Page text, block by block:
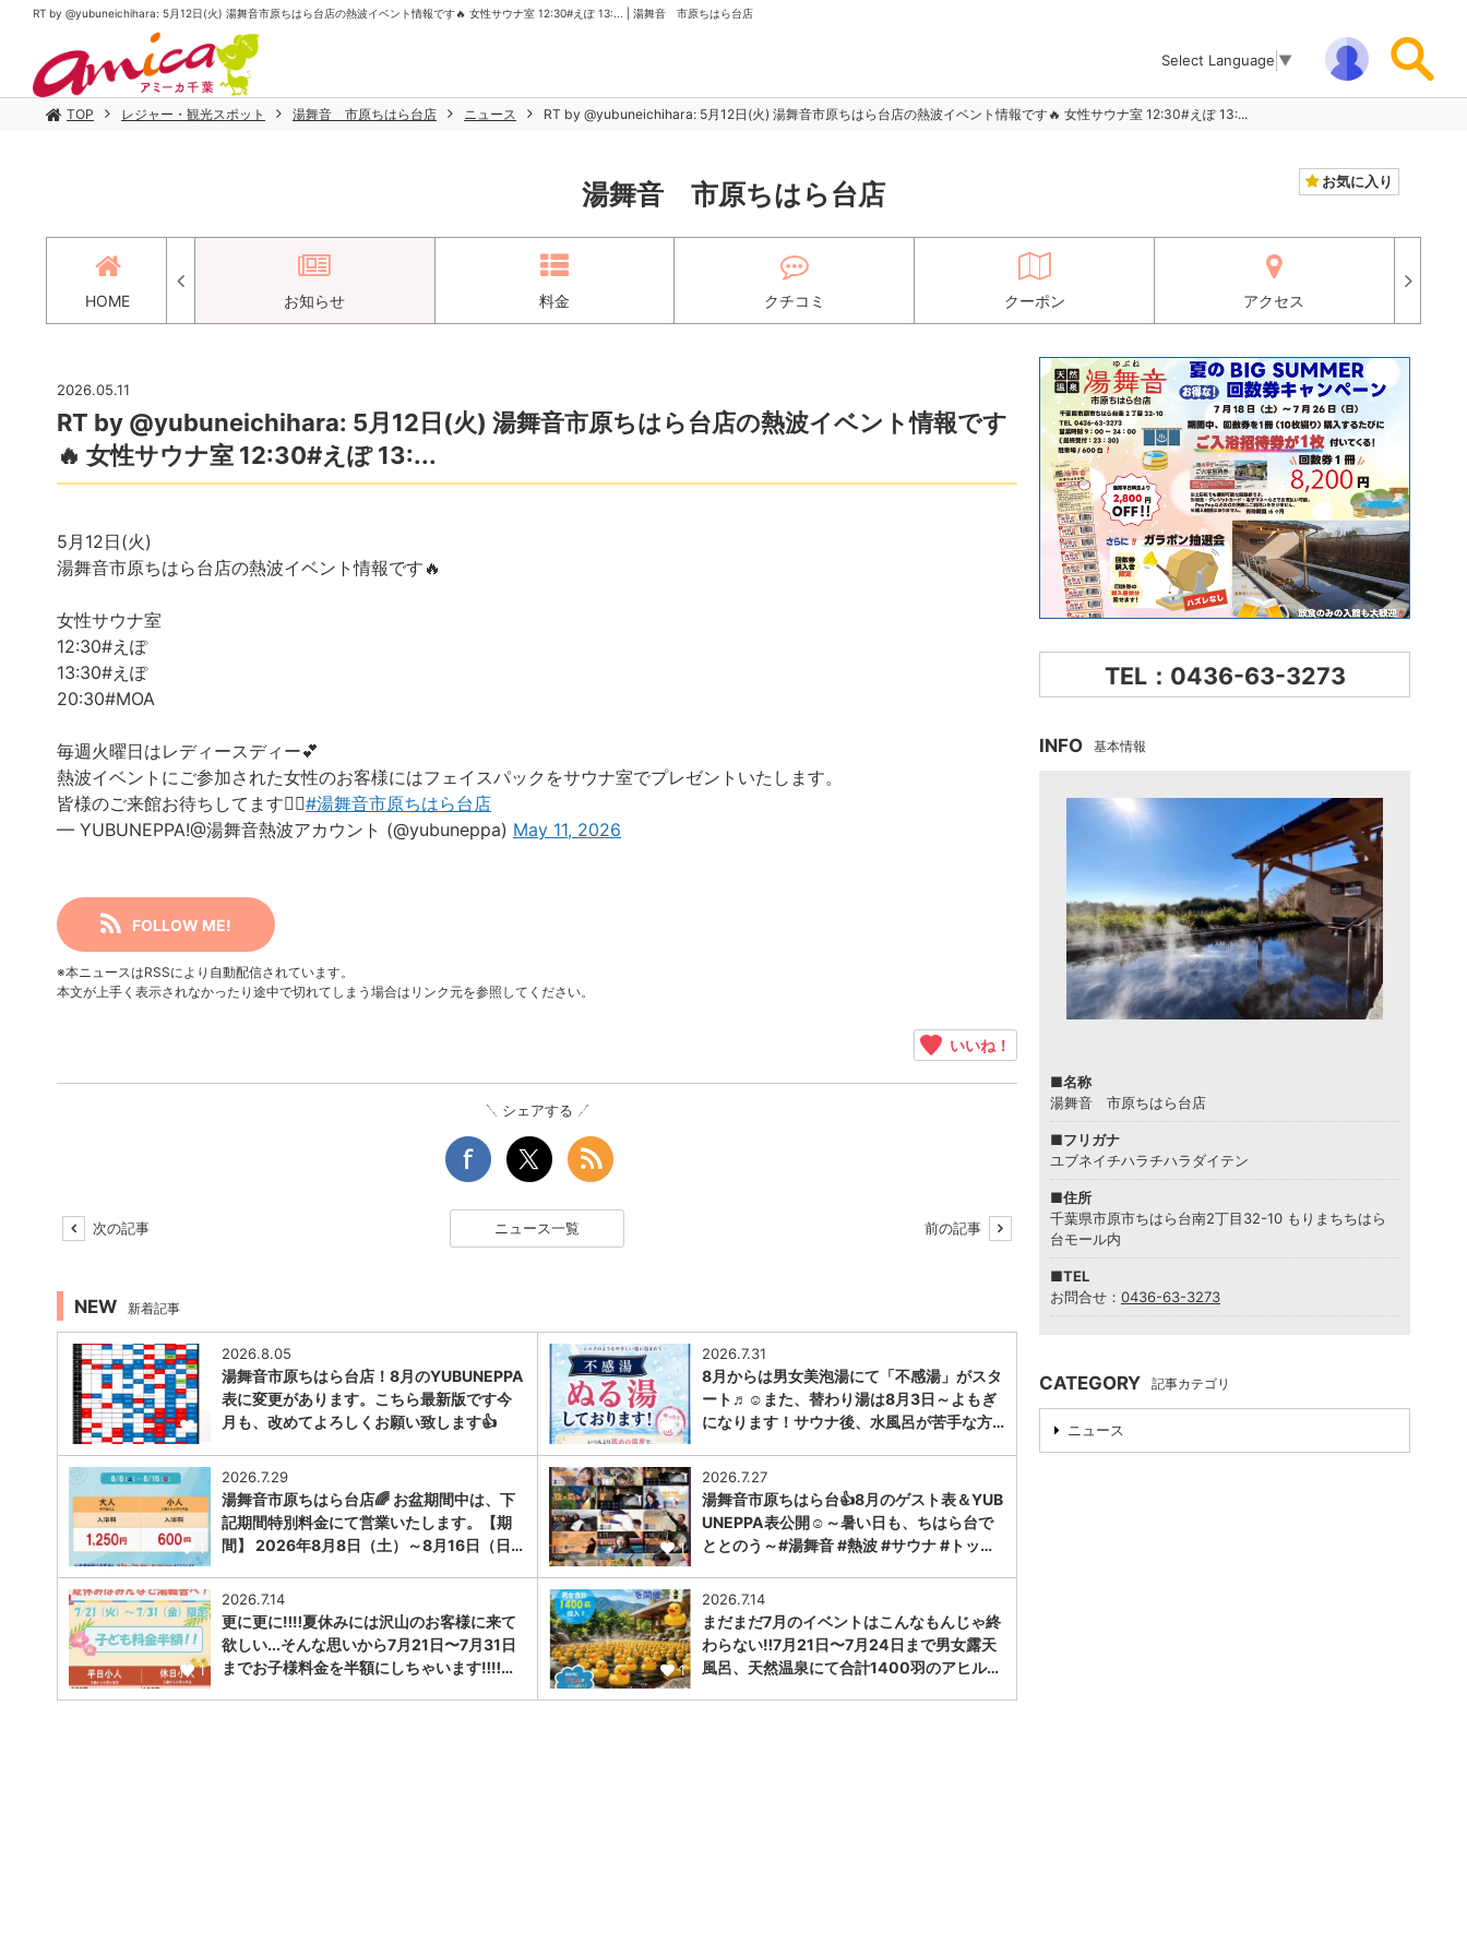
RT by @yubuneichihara: 5月12日(火) 湯舞音市原ちはら台店の熱波イベント情報です🔥 女性サウナ室 12:30#えぽ 13:... | 湯舞音 市原ちはら台店
Select Language ▼
TOP レジャー・観光スポット 湯舞音 市原ちはら台店 ニュース RT by @yubuneichihara: 5月12日(火) 湯舞音市原ちはら台店の熱波イベント情報です🔥 女性サウナ室 12:30#えぽ 13:...
湯舞音 市原ちはら台店 お気に入り
HOME
アクセス お知らせ 料金 クチコミ クーポン アクセス
2026.05.11
RT by @yubuneichihara: 5月12日(火) 湯舞音市原ちはら台店の熱波イベント情報です
🔥 女性サウナ室 12:30#えぽ 13:...
5月12日(火)
湯舞音市原ちはら台店の熱波イベント情報です🔥
女性サウナ室
12:30#えぽ
13:30#えぽ
20:30#MOA
毎週火曜日はレディースディー💕
熱波イベントにご参加された女性のお客様にはフェイスパックをサウナ室でプレゼントいたします。
皆様のご来館お待ちしてます🙇‍♀️#湯舞音市原ちはら台店
— YUBUNEPPA!@湯舞音熱波アカウント (@yubuneppa) May 11, 2026
FOLLOW ME!
※本ニュースはRSSにより自動配信されています。
本文が上手く表示されなかったり途中で切れてしまう場合はリンク元を参照してください。
いいね！
シェアする
次の記事 ニュース一覧 前の記事
NEW 新着記事
1
2026.8.05
湯舞音市原ちはら台店！8月のYUBUNEPPA
表に変更があります。こちら最新版です今
月も、改めてよろしくお願い致します👍
1
2026.7.31
8月からは男女美泡湯にて「不感湯」がスタ
ート♬☺また、替わり湯は8月3日～よもぎ
になります！サウナ後、水風呂が苦手な方…
1
2026.7.29
湯舞音市原ちはら台店🌈 お盆期間中は、下
記期間特別料金にて営業いたします。【期
間】 2026年8月8日（土）～8月16日（日…
1
2026.7.27
湯舞音市原ちはら台👍8月のゲスト表＆YUB
UNEPPA表公開☺～暑い日も、ちはら台で
ととのう～#湯舞音 #熱波 #サウナ #トッ…
1
2026.7.14
更に更に‼️‼️夏休みには沢山のお客様に来て
欲しい...そんな思いから7月21日〜7月31日
までお子様料金を半額にしちゃいます‼︎‼︎…
1
2026.7.14
まだまだ7月のイベントはこんなもんじゃ終
わらない‼️7月21日〜7月24日まで男女露天
風呂、天然温泉にて合計1400羽のアヒル…
TEL：0436-63-3273
INFO 基本情報
■名称
湯舞音 市原ちはら台店
■フリガナ
ユブネイチハラチハラダイテン
■住所
千葉県市原市ちはら台南2丁目32-10 もりまちちはら
台モール内
■TEL
お問合せ： 0436-63-3273
CATEGORY 記事カテゴリ
ニュース